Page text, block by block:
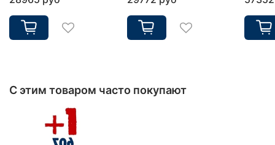
С этим товаром часто покупают